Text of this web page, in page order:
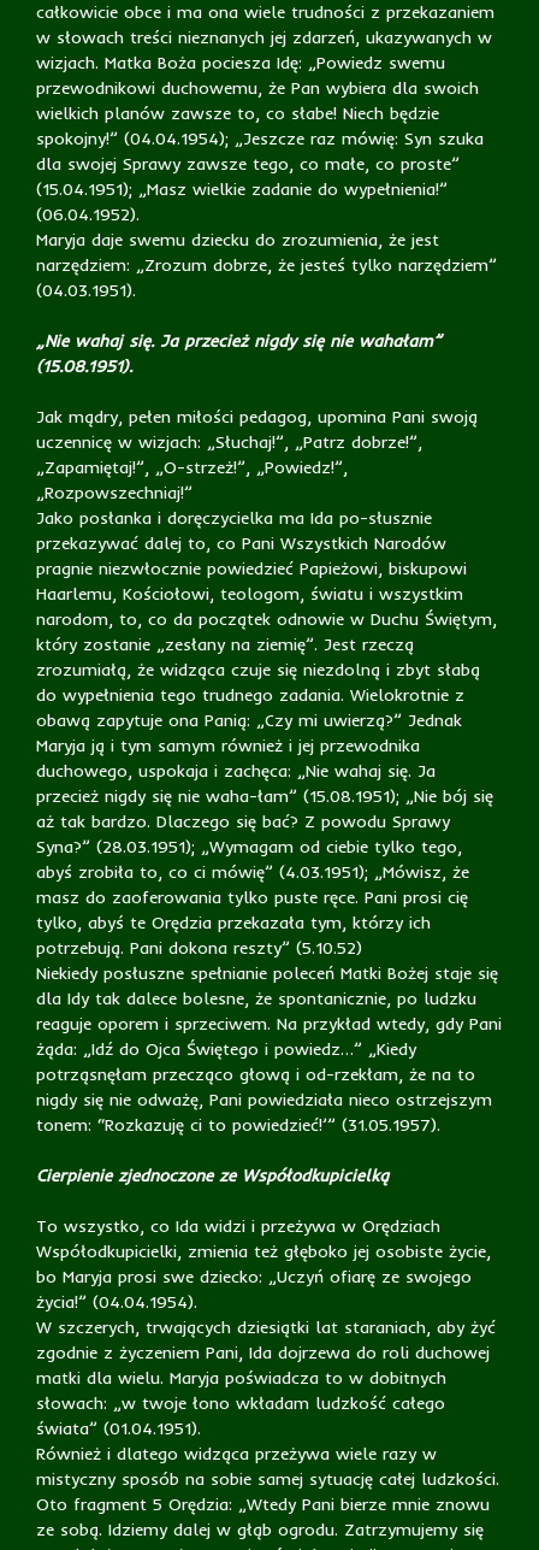
całkowicie obce i ma ona wiele trudności z przekazaniem
w słowach treści nieznanych jej zdarzeń, ukazywanych w
wizjach. Matka Boża pociesza Idę: „Powiedz swemu
przewodnikowi duchowemu, że Pan wybiera dla swoich
wielkich planów zawsze to, co słabe! Niech będzie
spokojny!” (04.04.1954); „Jeszcze raz mówię: Syn szuka
dla swojej Sprawy zawsze tego, co małe, co proste”
(15.04.1951); „Masz wielkie zadanie do wypełnienia!”
(06.04.1952).
Maryja daje swemu dziecku do zrozumienia, że jest
narzędziem: „Zrozum dobrze, że jesteś tylko narzędziem”
(04.03.1951).
„Nie wahaj się. Ja przecież nigdy się nie wahałam”
(15.08.1951).
Jak mądry, pełen miłości pedagog, upomina Pani swoją
uczennicę w wizjach: „Słuchaj!”, „Patrz dobrze!”,
„Zapamiętaj!”, „O-strzeż!”, „Powiedz!”,
„Rozpowszechniaj!”
Jako posłanka i doręczycielka ma Ida po-słusznie
przekazywać dalej to, co Pani Wszystkich Narodów
pragnie niezwłocznie powiedzieć Papieżowi, biskupowi
Haarlemu, Kościołowi, teologom, światu i wszystkim
narodom, to, co da początek odnowie w Duchu Świętym,
który zostanie „zesłany na ziemię”. Jest rzeczą
zrozumiałą, że widząca czuje się niezdolną i zbyt słabą
do wypełnienia tego trudnego zadania. Wielokrotnie z
obawą zapytuje ona Panią: „Czy mi uwierzą?” Jednak
Maryja ją i tym samym również i jej przewodnika
duchowego, uspokaja i zachęca: „Nie wahaj się. Ja
przecież nigdy się nie waha-łam” (15.08.1951); „Nie bój się
aż tak bardzo. Dlaczego się bać? Z powodu Sprawy
Syna?” (28.03.1951); „Wymagam od ciebie tylko tego,
abyś zrobiła to, co ci mówię” (4.03.1951); „Mówisz, że
masz do zaoferowania tylko puste ręce. Pani prosi cię
tylko, abyś te Orędzia przekazała tym, którzy ich
potrzebują. Pani dokona reszty” (5.10.52)
Niekiedy posłuszne spełnianie poleceń Matki Bożej staje się
dla Idy tak dalece bolesne, że spontanicznie, po ludzku
reaguje oporem i sprzeciwem. Na przykład wtedy, gdy Pani
żąda: „Idź do Ojca Świętego i powiedz…” „Kiedy
potrząsnęłam przecząco głową i od-rzekłam, że na to
nigdy się nie odważę, Pani powiedziała nieco ostrzejszym
tonem: “Rozkazuję ci to powiedzieć!’” (31.05.1957).
Cierpienie zjednoczone ze Współodkupicielką
To wszystko, co Ida widzi i przeżywa w Orędziach
Współodkupicielki, zmienia też głęboko jej osobiste życie,
bo Maryja prosi swe dziecko: „Uczyń ofiarę ze swojego
życia!” (04.04.1954).
W szczerych, trwających dziesiątki lat staraniach, aby żyć
zgodnie z życzeniem Pani, Ida dojrzewa do roli duchowej
matki dla wielu. Maryja poświadcza to w dobitnych
słowach: „w twoje łono wkładam ludzkość całego
świata” (01.04.1951).
Również i dlatego widząca przeżywa wiele razy w
mistyczny sposób na sobie samej sytuację całej ludzkości.
Oto fragment 5 Orędzia: „Wtedy Pani bierze mnie znowu
ze sobą. Idziemy dalej w głąb ogrodu. Zatrzymujemy się